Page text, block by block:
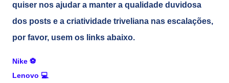
quiser nos ajudar a manter a qualidade duvidosa
dos posts e a criatividade triveliana nas escalações,
por favor, usem os links abaixo.
Nike ⚽
Lenovo 💻